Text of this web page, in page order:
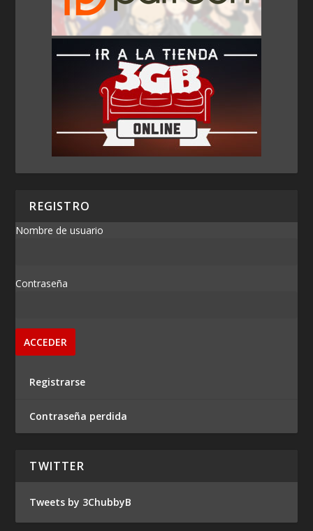
REGISTRO
Nombre de usuario
Contraseña
Registrarse
Contraseña perdida
TWITTER
Tweets by 3ChubbyB